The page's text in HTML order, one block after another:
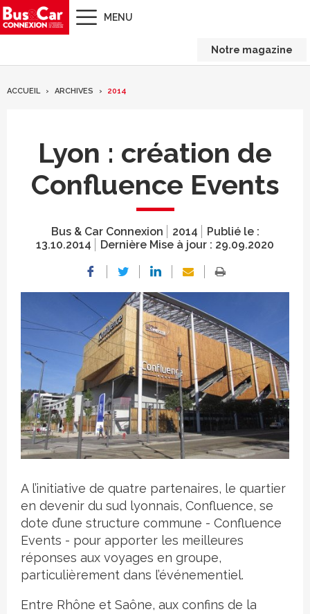
MENU
Notre magazine
ACCUEIL ARCHIVES 2014
Lyon : création de
Confluence Events
Bus & Car Connexion 2014
Publié le :
13.10.2014
Dernière Mise à jour : 29.09.2020
Crédit photo
A l’initiative de quatre partenaires, le quartier
en devenir du sud lyonnais, Confluence, se
dote d’une structure commune - Confluence
Events - pour apporter les meilleures
réponses aux voyages en groupe,
particulièrement dans l’événementiel.
Entre Rhône et Saône, aux confins de la